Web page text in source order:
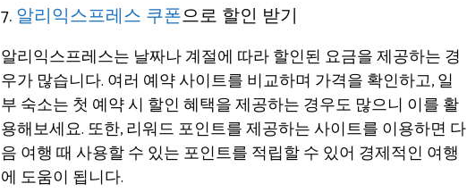
7.알리익스프레스 쿠폰으로 할인 받기
알리익스프레스는 날짜나 계절에 따라 할인된 요금을 제공하는 경
우가 많습니다. 여러 예약 사이트를 비교하며 가격을 확인하고, 일
부 숙소는 첫 예약 시 할인 혜택을 제공하는 경우도 많으니 이를 활
용해보세요. 또한, 리워드 포인트를 제공하는 사이트를 이용하면 다
음 여행 때 사용할 수 있는 포인트를 적립할 수 있어 경제적인 여행
에 도움이 됩니다.